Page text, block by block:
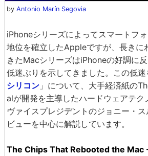
by Antonio Marín Segovia
iPhoneシリーズによってスマートフ
地位を確立したAppleですが、長きに
きたMacシリーズはiPhoneの好調に
低迷ぶりを示してきました。この低
シリコン 」について、大手経済紙の
alが開発を主導したハードウェアテク
ヴァイスプレジデントのジョニー・
ビューを中心に解説しています。
The Chips That Rebooted the Mac